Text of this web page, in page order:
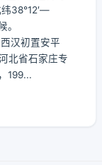
纬38°12′—
。
汉初置安平
北省石家庄专
199...